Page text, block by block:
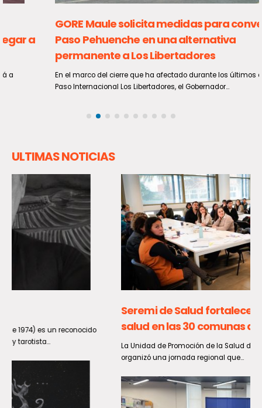
GORE Maule solicita medidas para convertir al
Paso Pehuenche en una alternativa
permanente a Los Libertadores
En el marco del cierre que ha afectado durante los últimos días al
Paso Internacional Los Libertadores, el Gobernador...
ULTIMAS NOTICIAS
Seremi de Salud fortalece la promoción de la
salud en las 30 comunas del Maule
La Unidad de Promoción de la Salud de la Seremi de Salud del Maule
organizó una jornada regional que...